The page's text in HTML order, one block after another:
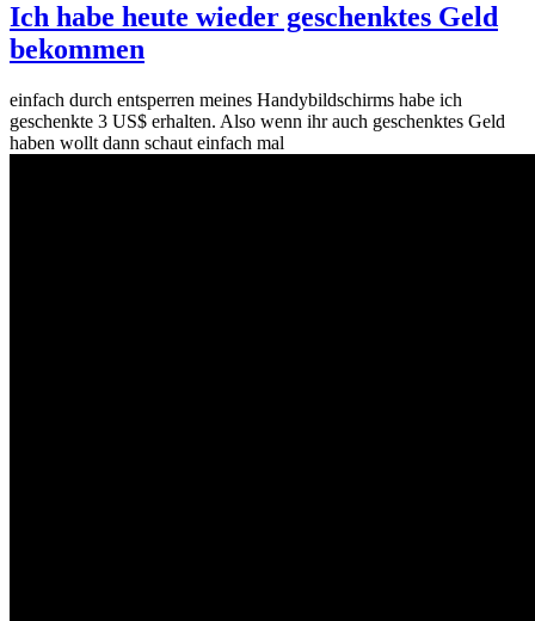
Ich habe heute wieder geschenktes Geld
bekommen
einfach durch entsperren meines Handybildschirms habe ich
geschenkte 3 US$ erhalten. Also wenn ihr auch geschenktes Geld
haben wollt dann schaut einfach mal